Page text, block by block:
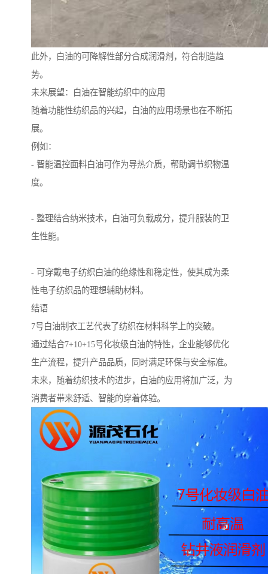
此外，白油的可降解性部分合成润滑剂，符合制造趋
势。
未来展望：白油在智能纺织中的应用
随着功能性纺织品的兴起，白油的应用场景也在不断拓
展。
例如：
- 智能温控面料白油可作为导热介质，帮助调节织物温
度。
- 整理结合纳米技术，白油可负载成分，提升服装的卫
生性能。
- 可穿戴电子纺织白油的绝缘性和稳定性，使其成为柔
性电子纺织品的理想辅助材料。
结语
7号白油制衣工艺代表了纺织在材料科学上的突破。
通过结合7+10+15号化妆级白油的特性，企业能够优化
生产流程，提升产品品质，同时满足环保与安全标准。
未来，随着纺织技术的进步，白油的应用将加广泛，为
消费者带来舒适、智能的穿着体验。